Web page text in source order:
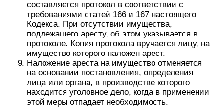
составляется протокол в соответствии с
требованиями статей 166 и 167 настоящего
Кодекса. При отсутствии имущества,
подлежащего аресту, об этом указывается в
протоколе. Копия протокола вручается лицу, на
имущество которого наложен арест.
Наложение ареста на имущество отменяется
на основании постановления, определения
лица или органа, в производстве которого
находится уголовное дело, когда в применении
этой меры отпадает необходимость.